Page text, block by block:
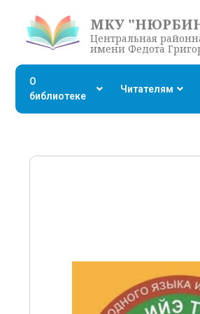
МКУ
Центральная
имени Федота
О
библиотеке
Читателям